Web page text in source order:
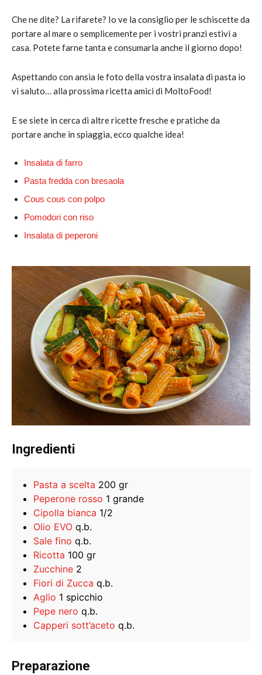
Che ne dite? La rifarete? Io ve la consiglio per le schiscette da
portare al mare o semplicemente per i vostri pranzi estivi a
casa. Potete farne tanta e consumarla anche il giorno dopo!
Aspettando con ansia le foto della vostra insalata di pasta io
vi saluto… alla prossima ricetta amici di MoltoFood!
E se siete in cerca di altre ricette fresche e pratiche da
portare anche in spiaggia, ecco qualche idea!
Insalata di farro
Pasta fredda con bresaola
Cous cous con polpo
Pomodori con riso
Insalata di peperoni
Ingredienti
Pasta a scelta 200 gr
Peperone rosso 1 grande
Cipolla bianca 1/2
Olio EVO q.b.
Sale fino q.b.
Ricotta 100 gr
Zucchine 2
Fiori di Zucca q.b.
Aglio 1 spicchio
Pepe nero q.b.
Capperi sott’aceto q.b.
Preparazione